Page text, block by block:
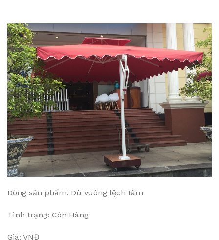
Dòng sản phẩm: Dù vuông lệch tâm
Tình trạng: Còn Hàng
Giá: VNĐ